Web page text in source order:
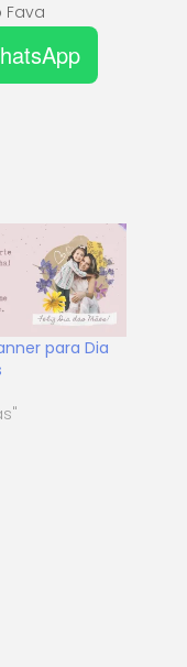
Fava
para Dia